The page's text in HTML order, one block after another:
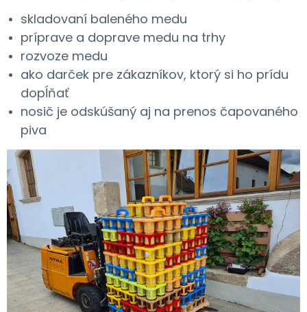
skladovaní baleného medu
príprave a doprave medu na trhy
rozvoze medu
ako darček pre zákazníkov, ktorý si ho prídu
dopĺňať
nosič je odskúšaný aj na prenos čapovaného
piva